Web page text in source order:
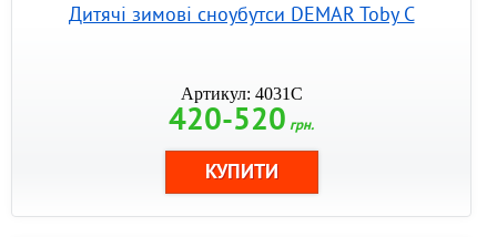
Дитячі зимові сноубутси DEMAR Toby C
Артикул: 4031C
420-520 грн.